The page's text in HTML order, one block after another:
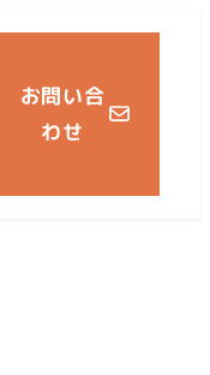
お問い合
わせ